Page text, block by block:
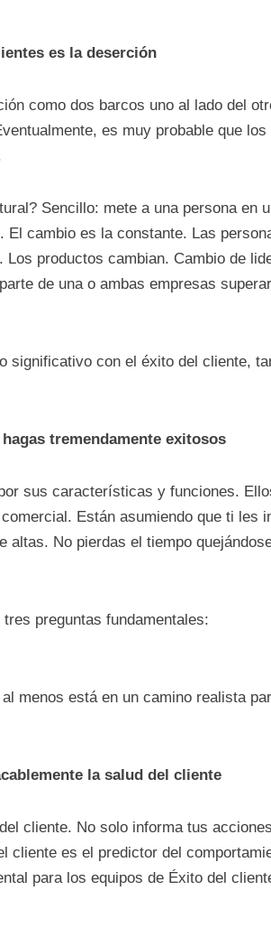
es la deserción
como dos barcos uno al lado del
es muy probable que
Sencillo: mete a una persona en
El cambio es la constante. Las
productos cambian. Cambio de
de una o ambas empresas
significativo con el éxito del cliente,
tremendamente exitosos
sus características y funciones.
Están asumiendo que ti les
altas. No pierdas el tiempo
preguntas fundamentales:
menos está en un camino realista
la salud del cliente
cliente. No solo informa tus
cliente es el predictor del
para los equipos de Éxito del